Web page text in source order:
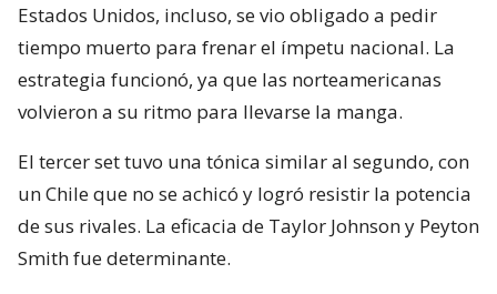
Estados Unidos, incluso, se vio obligado a pedir
tiempo muerto para frenar el ímpetu nacional. La
estrategia funcionó, ya que las norteamericanas
volvieron a su ritmo para llevarse la manga.
El tercer set tuvo una tónica similar al segundo, con
un Chile que no se achicó y logró resistir la potencia
de sus rivales. La eficacia de Taylor Johnson y Peyton
Smith fue determinante.